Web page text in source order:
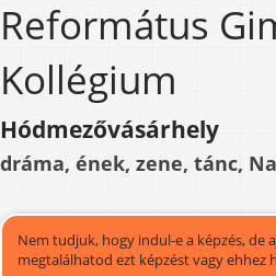
Református
Kollégium
Hódmezővásárhely
dráma, ének, zene, tánc,
Nem tudjuk, hogy indul-e a képzés,
megtalálhatod ezt képzést vagy ehhez